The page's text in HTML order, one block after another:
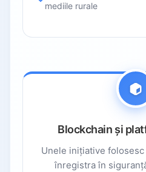
mediile rurale
Blockchain și
Unele inițiative
înregistra în